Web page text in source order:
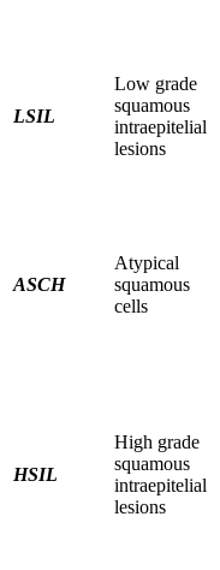
LSIL
Low grade
squamous
intraepitelial
lesions
ASCH
Atypical
squamous
cells
HSIL
High grade
squamous
intraepitelial
lesions